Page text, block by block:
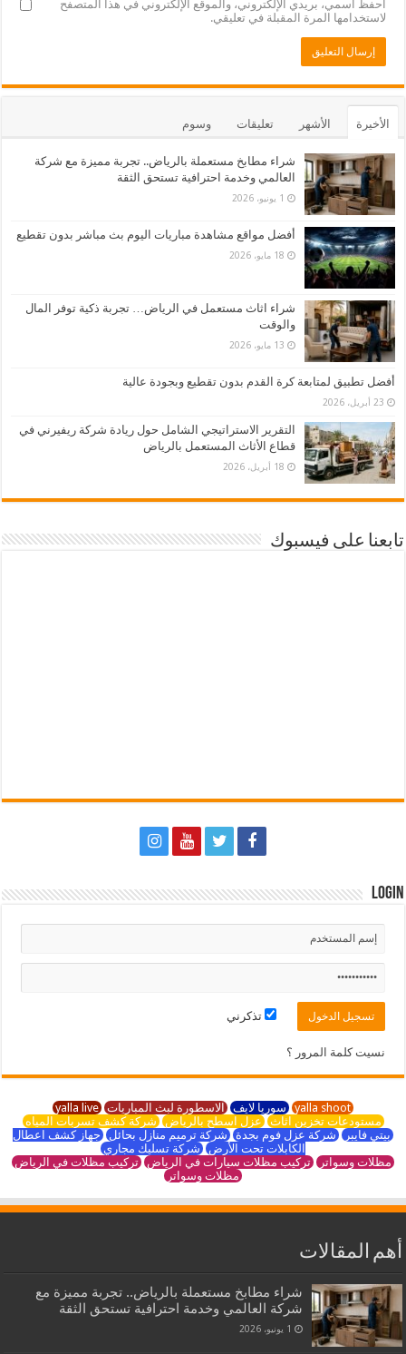
احفظ اسمي، بريدي الإلكتروني، والموقع الإلكتروني في هذا المتصفح
لاستخدامها المرة المقبلة في تعليقي.
الأخيرة الأشهر تعليقات وسوم
شراء مطابخ مستعملة بالرياض.. تجربة مميزة مع شركة
العالمي وخدمة احترافية تستحق الثقة
1 يونيو، 2026
أفضل مواقع مشاهدة مباريات اليوم بث مباشر بدون تقطيع
18 مايو، 2026
شراء اثاث مستعمل في الرياض… تجربة ذكية توفر المال
والوقت
13 مايو، 2026
أفضل تطبيق لمتابعة كرة القدم بدون تقطيع وبجودة عالية
23 أبريل، 2026
التقرير الاستراتيجي الشامل حول ريادة شركة ريفيرني في
قطاع الأثاث المستعمل بالرياض
18 أبريل، 2026
تابعنا على فيسبوك
Login
تذكرني
نسيت كلمة المرور ؟
yalla shoot سوريا لايف الاسطورة لبث المباريات yalla live
مستودعات تخزين اثاث عزل اسطح بالرياض شركة كشف تسربات المياه
بيتي فايبر شركة عزل فوم بجدة شركة ترميم منازل بحائل جهاز كشف اعطال
الكابلات تحت الأرض شركة تسليك مجاري
مظلات وسواتر تركيب مظلات سيارات في الرياض تركيب مظلات في الرياض
مظلات وسواتر
أهم المقالات
شراء مطابخ مستعملة بالرياض.. تجربة مميزة مع
شركة العالمي وخدمة احترافية تستحق الثقة
1 يونيو، 2026